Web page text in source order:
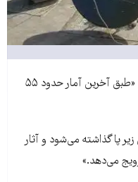
به گزارش خبرگزاری بسيج، ماندگاری افزود: «طبق آخرين آمار حدود ۵۵
زير پا گذاشته می‌شود و آثار
می‌دهد.»